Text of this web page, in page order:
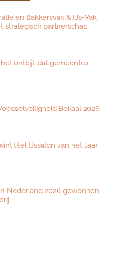
en Bakkersvak & IJs-Vak
strategisch partnerschap
ontbijt dat gemeentes
Bokaal 2026
titel IJssalon van het Jaar
Nederland 2026 gewonnen